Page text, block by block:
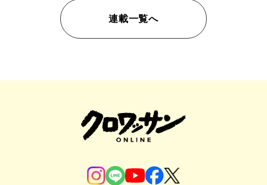
連載一覧へ